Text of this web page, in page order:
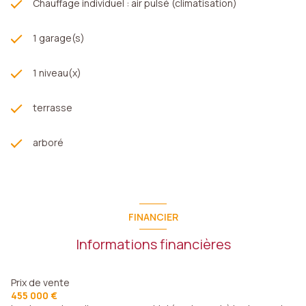
Chauffage individuel : air pulsé (climatisation)
1 garage(s)
1 niveau(x)
terrasse
arboré
FINANCIER
Informations financières
Prix de vente
455 000 €